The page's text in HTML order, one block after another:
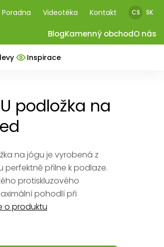
Poradna Videotéka Kontakt CS SK
BlogKamenný obchodO nás
Inspirace
podložka na
na jógu je vyrobená z
přilne k podlaze.
protiskluzového
pohodlí při
o produktu